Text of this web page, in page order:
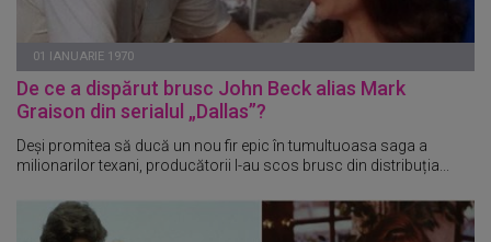
01 IANUARIE 1970
De ce a dispărut brusc John Beck alias Mark
Graison din serialul „Dallas”?
Deși promitea să ducă un nou fir epic în tumultuoasa saga a
milionarilor texani, producătorii l-au scos brusc din distribuția...